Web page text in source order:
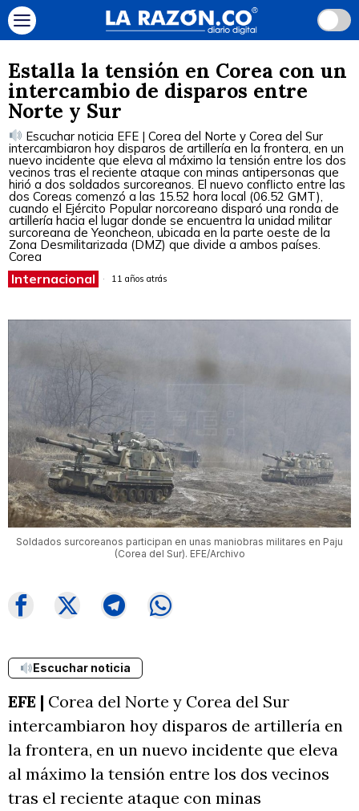
Estalla la tensión en Corea con un
intercambio de disparos entre
Norte y Sur
Escuchar noticia EFE | Corea del Norte y Corea del Sur
intercambiaron hoy disparos de artillería en la frontera, en un
nuevo incidente que eleva al máximo la tensión entre los dos
vecinos tras el reciente ataque con minas antipersonas que
hirió a dos soldados surcoreanos. El nuevo conflicto entre las
dos Coreas comenzó a las 15.52 hora local (06.52 GMT),
cuando el Ejército Popular norcoreano disparó una ronda de
artillería hacia el lugar donde se encuentra la unidad militar
surcoreana de Yeoncheon, ubicada en la parte oeste de la
Zona Desmilitarizada (DMZ) que divide a ambos países.
Corea
Internacional 11 años atrás
Soldados surcoreanos participan en unas maniobras militares en Paju
(Corea del Sur). EFE/Archivo
Escuchar noticia
EFE | Corea del Norte y Corea del Sur
intercambiaron hoy disparos de artillería en
la frontera, en un nuevo incidente que eleva
al máximo la tensión entre los dos vecinos
tras el reciente ataque con minas